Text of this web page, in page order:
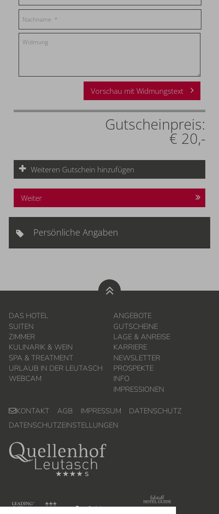
Vorschau mit Widmungstext
Gutscheinpreis:
€ 20,-
Weiteren Gutschein hinzufügen
Weiter
Persönliche Angaben
DAS HOTEL
SUITEN
ZIMMER
KULINARIK & WEIN
SPA & TREATMENT
URLAUB IN DER LEUTASCH
WEBCAM
ANGEBOTE
GUTSCHEINE
LAGE & ANREISE
KARRIERE
NEWSLETTER
PROSPEKTE
INFO
IMPRESSIONEN
KONTAKT AGB IMPRESSUM
DATENSCHUTZ
DATENSCHUTZEINSTELLUNGEN